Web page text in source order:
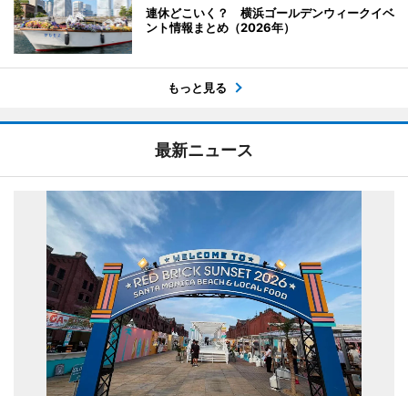
連休どこいく？ 横浜ゴールデンウィークイベ
ント情報まとめ（2026年）
もっと見る
最新ニュース